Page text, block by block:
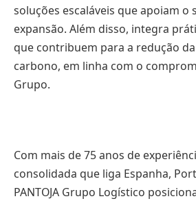
soluções escaláveis que apoiam o
expansão. Além disso, integra
que contribuem para a redução
carbono, em linha com o
Grupo.
Com mais de 75 anos de
consolidada que liga Espanha,
PANTOJA Grupo Logístico